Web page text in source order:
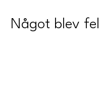
Något blev fel